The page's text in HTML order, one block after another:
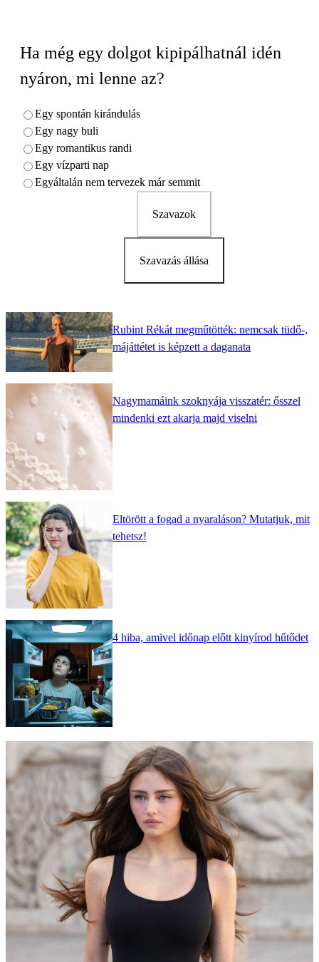
Ha még egy dolgot kipipálhatnál idén
nyáron, mi lenne az?
Egy spontán kirándulás
Egy nagy buli
Egy romantikus randi
Egy vízparti nap
Egyáltalán nem tervezek már semmit
Szavazok
Szavazás állása
Rubint Rékát megműtötték: nemcsak tüdő-,
májáttétet is képzett a daganata
Nagymamáink szoknyája visszatér: ősszel
mindenki ezt akarja majd viselni
Eltörött a fogad a nyaraláson? Mutatjuk, mit
tehetsz!
4 hiba, amivel időnap előtt kinyírod hűtődet